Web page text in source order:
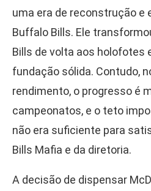
uma era de reconstrução e
Buffalo Bills. Ele
Bills de volta aos holofotes
fundação sólida. Contudo,
rendimento, o progresso é
campeonatos, e o teto
não era suficiente para
Bills Mafia e da diretoria.
A decisão de dispensar